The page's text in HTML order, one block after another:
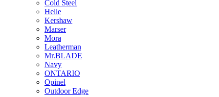
Cold Steel
Helle
Kershaw
Marser
Mora
Leatherman
Mr.BLADE
Navy
ONTARIO
Opinel
Outdoor Edge